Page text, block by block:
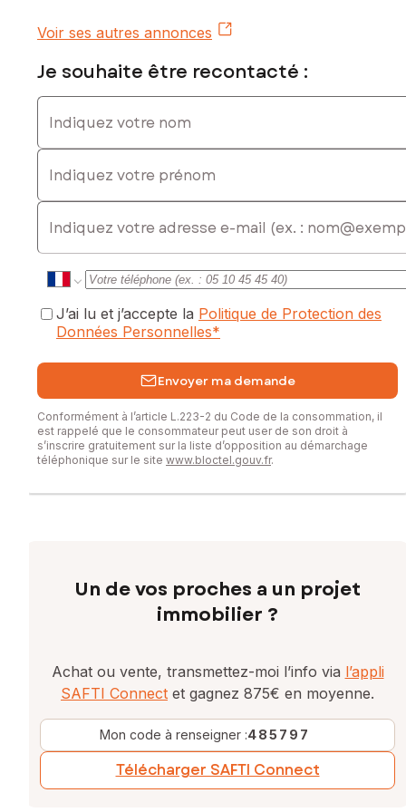
exposé sont disponibles sur le site Géorisques :
www.georisques.gouv.fr
Prix de vente : 1 580 000 €
Honoraires charge vendeur
Contactez votre conseiller SAFTI : Jérôme PIVET, Tél. :
0674315283, E-mail : jerome.pivet@safti.fr - EI - Agent
commercial immatriculé au RSAC de SAINT-NAZAIRE sous le
Voir ses autres annonces
Je souhaite être recontacté :
Indiquez votre nom
Indiquez votre prénom
E-mail
J’ai lu et j’accepte la Politique de Protection des
Données Personnelles*
Envoyer ma demande
Conformément à l’article L.223-2 du Code de la consommation, il
est rappelé que le consommateur peut user de son droit à
s’inscrire gratuitement sur la liste d’opposition au démarchage
téléphonique sur le site www.bloctel.gouv.fr.
Un de vos proches a un projet
immobilier ?
Achat ou vente, transmettez-moi l’info via l’appli
SAFTI Connect et gagnez 875€ en moyenne.
Mon code à renseigner :485797
Télécharger SAFTI Connect